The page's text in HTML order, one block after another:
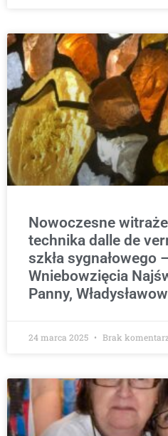
Nowoczesne
technika dalle de
szkła sygnałowego
Wniebowzięcia
Panny,
24 marca 2025 Brak